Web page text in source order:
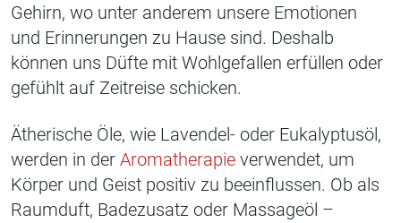
Gehirn, wo unter anderem unsere Emotionen
und Erinnerungen zu Hause sind. Deshalb
können uns Düfte mit Wohlgefallen erfüllen oder
gefühlt auf Zeitreise schicken.
Ätherische Öle, wie Lavendel- oder Eukalyptusöl,
werden in der Aromatherapie verwendet, um
Körper und Geist positiv zu beeinflussen. Ob als
Raumduft, Badezusatz oder Massageöl –